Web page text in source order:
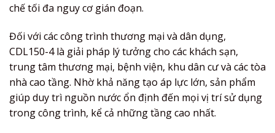
chế tối đa nguy cơ gián đoạn.
Đối với các công trình thương mại và dân dụng,
CDL150-4 là giải pháp lý tưởng cho các khách sạn,
trung tâm thương mại, bệnh viện, khu dân cư và các tòa
nhà cao tầng. Nhờ khả năng tạo áp lực lớn, sản phẩm
giúp duy trì nguồn nước ổn định đến mọi vị trí sử dụng
trong công trình, kể cả những tầng cao nhất.